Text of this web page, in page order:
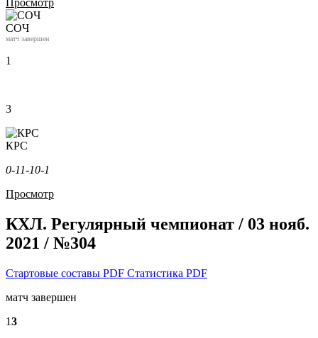
Просмотр
СОЧ
матч завершен
1
3
КРС
0-11-10-1
Просмотр
КХЛ. Регулярный чемпионат / 03 нояб.
2021 / №304
Стартовые составы PDF Статистика PDF
матч завершен
13